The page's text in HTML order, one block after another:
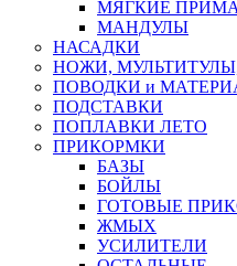
МЯГКИЕ
МАНДУЛЫ
НАСАДКИ
НОЖИ,
ПОВОДКИ и
ПОДСТАВКИ
ПОПЛАВКИ ЛЕТО
ПРИКОРМКИ
БАЗЫ
БОЙЛЫ
ГОТОВЫЕ
ЖМЫХ
УСИЛИТЕЛИ